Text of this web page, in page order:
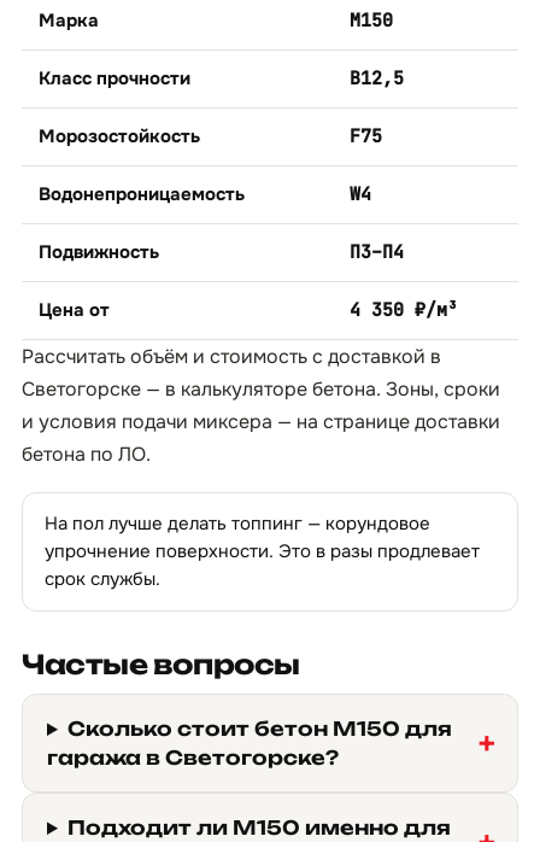
Марка М150
Класс прочности B12,5
Морозостойкость F75
Водонепроницаемость W4
Подвижность П3–П4
Цена от 4 350 ₽/м³
Рассчитать объём и стоимость с доставкой в
Светогорске — в калькуляторе бетона. Зоны, сроки
и условия подачи миксера — на страницедоставки
бетона по ЛО.
На пол лучше делать топпинг — корундовое
упрочнение поверхности. Это в разы продлевает
срок службы.
Частые вопросы
Сколько стоит бетон М150 для
гаража в Светогорске?
Подходит ли М150 именно для